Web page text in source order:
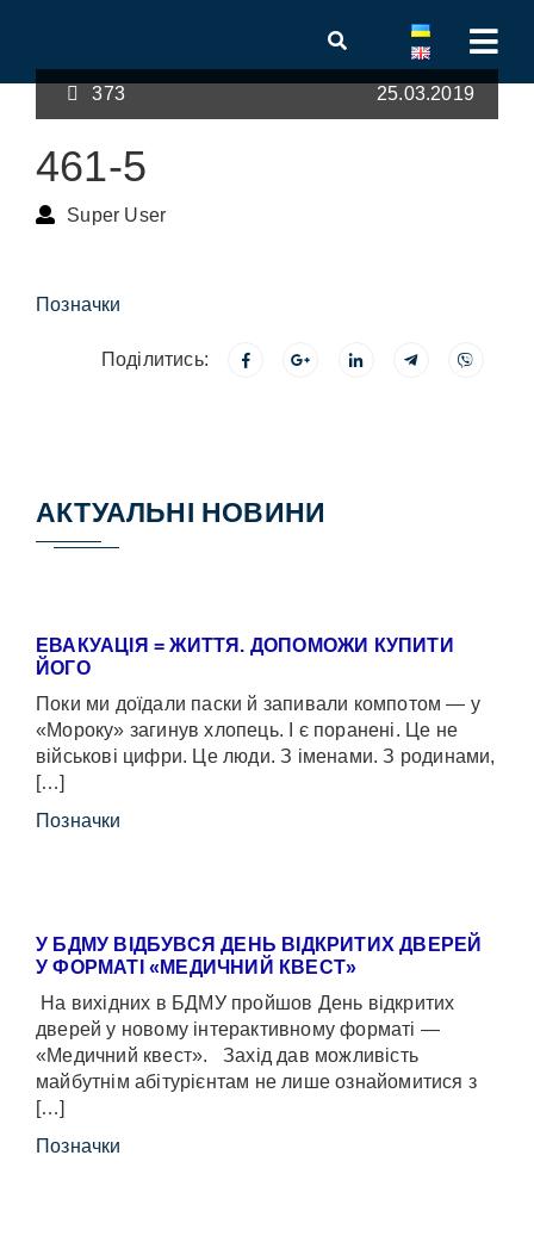
373 25.03.2019
461-5
Super User
Позначки
Поділитись:
АКТУАЛЬНІ НОВИНИ
ЕВАКУАЦІЯ = ЖИТТЯ. ДОПОМОЖИ КУПИТИ
ЙОГО
Поки ми доїдали паски й запивали компотом — у
«Мороку» загинув хлопець. І є поранені. Це не
військові цифри. Це люди. З іменами. З родинами,
[…]
Позначки
У БДМУ ВІДБУВСЯ ДЕНЬ ВІДКРИТИХ ДВЕРЕЙ
У ФОРМАТІ «МЕДИЧНИЙ КВЕСТ»
На вихідних в БДМУ пройшов День відкритих
дверей у новому інтерактивному форматі —
«Медичний квест». Захід дав можливість
майбутнім абітурієнтам не лише ознайомитися з
[…]
Позначки